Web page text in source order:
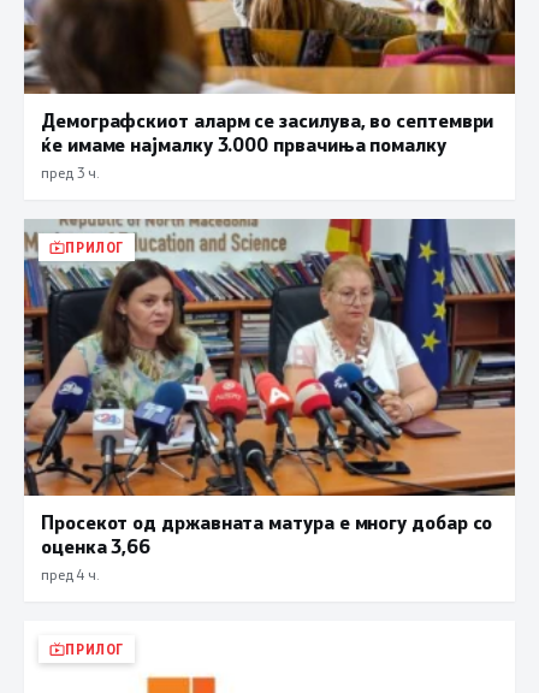
Демографскиот аларм се засилува, во септември
ќе имаме најмалку 3.000 првачиња помалку
пред 3 ч.
ПРИЛОГ
Просекот од државната матура е многу добар со
оценка 3,66
пред 4 ч.
ПРИЛОГ